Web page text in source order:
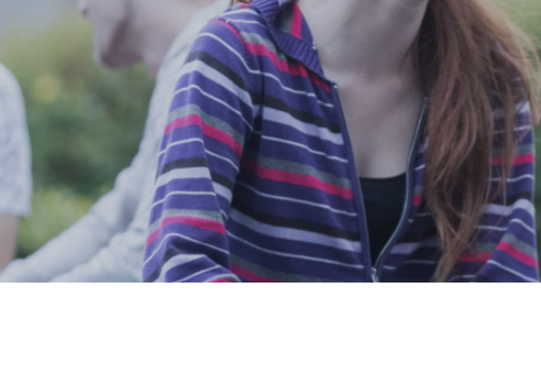
rada
Doktorske akadem. studije